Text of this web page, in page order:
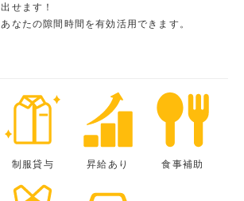
出せます！
あなたの隙間時間を有効活用できます。
制服貸与 昇給あり 食事補助